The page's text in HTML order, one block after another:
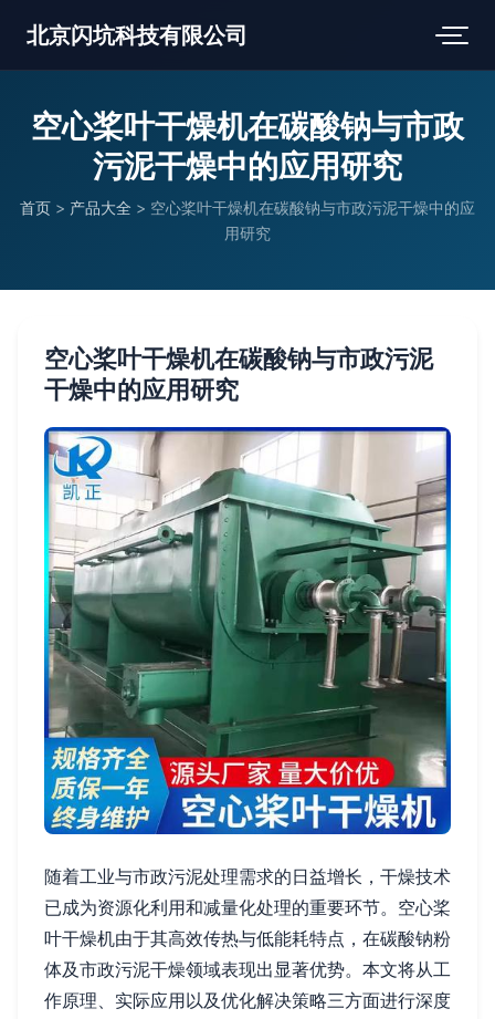
北京闪坑科技有限公司
空心桨叶干燥机在碳酸钠与市政
污泥干燥中的应用研究
首页 > 产品大全 > 空心桨叶干燥机在碳酸钠与市政污泥干燥中的应
用研究
空心桨叶干燥机在碳酸钠与市政污泥
干燥中的应用研究
随着工业与市政污泥处理需求的日益增长，干燥技术
已成为资源化利用和减量化处理的重要环节。空心桨
叶干燥机由于其高效传热与低能耗特点，在碳酸钠粉
体及市政污泥干燥领域表现出显著优势。本文将从工
作原理、实际应用以及优化解决策略三方面进行深度